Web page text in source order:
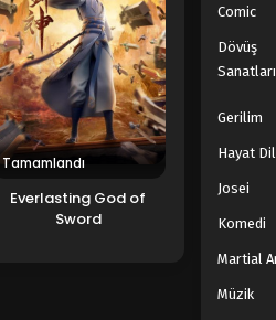
Tamamlandı
Everlasting God of
Sword
Comic
Dövüş
Sanatları
Gerilim
Hayat
Josei
Komedi
Martial
Müzik